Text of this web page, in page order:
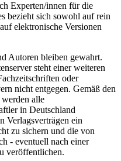
Experten/innen für die
bezieht sich sowohl auf rein
elektronische Versionen
Autoren bleiben gewahrt.
steht einer weiteren
oder
nicht entgegen. Gemäß den
werden alle
in Deutschland
Verlagsverträgen ein
zu sichern und die von
- eventuell nach einer
veröffentlichen.